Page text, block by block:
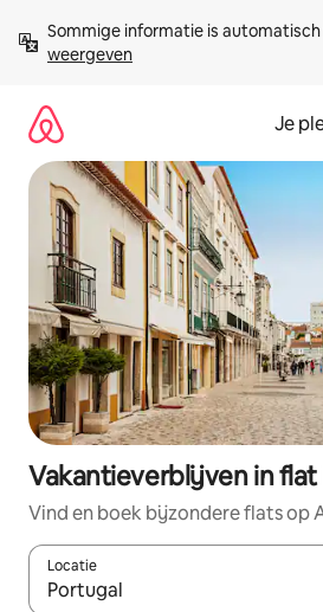
direct
naar
Sommige informatie is
weergeven
Je
Vakantieverblijven in flat
Vind en boek bijzondere flats op
Locatie
Wanneer er resultaten